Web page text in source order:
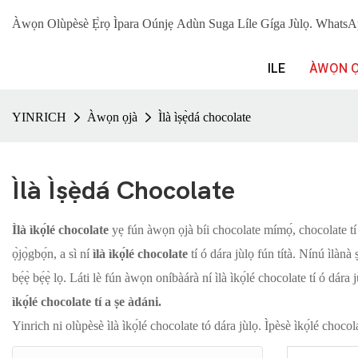
Àwọn Olùpèsè Ẹ̀rọ Ìpara Oúnjẹ Adùn Suga Líle Gíga Jùlọ.
ILE ÀWỌN
YINRICH Àwọn ọjà Ìlà ìṣẹ̀dá chocolate
Ìlà Ìṣẹ̀dá Chocolate
Ìlà ìkọ́lé chocolate yẹ fún àwọn ọjà bíi chocolate mímọ́, chocolate
ọ̀jọ̀gbọ́n, a sì ní ìlà ìkọ́lé chocolate tí ó dára jùlọ fún títà. Nínú ìlànà
bẹ́ẹ̀ bẹ́ẹ̀ lọ. Láti lè fún àwọn oníbàárà ní ìlà ìkọ́lé chocolate tí ó dára
ìkọ́lé chocolate tí a ṣe àdáni.
Yinrich ni olùpèsè ìlà ìkọ́lé chocolate tó dára jùlọ. Ìpèsè ìkọ́lé